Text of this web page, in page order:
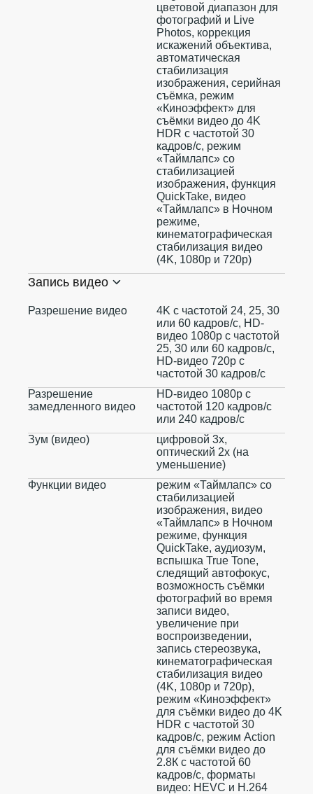
цветовой диапазон для
фотографий и Live
Photos, коррекция
искажений объектива,
автоматическая
стабилизация
изображения, серийная
съëмка, режим
«Киноэффект» для
съёмки видео до 4K
HDR с частотой 30
кадров/с, режим
«Таймлапс» со
стабилизацией
изображения, функция
QuickTake, видео
«Таймлапс» в Ночном
режиме,
кинематографическая
стабилизация видео
(4K, 1080p и 720p)
Запись видео
Разрешение видео
4K с частотой 24, 25, 30
или 60 кадров/ с, HD-
видео 1080p с частотой
25, 30 или 60 кадров/ с,
HD-видео 720p с
частотой 30 кадров/ с
Разрешение
замедленного видео
HD-видео 1080р c
частотой 120 кадров/ с
или 240 кадров/ с
Зум (видео)
цифровой 3х,
оптический 2x (на
уменьшение)
Функции видео
режим «Таймлапс» со
стабилизацией
изображения, видео
«Таймлапс» в Ночном
режиме, функция
QuickTake, аудиозум,
вспышка True Tone,
следящий автофокус,
возможность съёмки
фотографий во время
записи видео,
увеличение при
воспроизведении,
запись стереозвука,
кинематографическая
стабилизация видео
(4K, 1080p и 720p),
режим «Киноэффект»
для съёмки видео до 4K
HDR с частотой 30
кадров/с, режим Action
для съёмки видео до
2.8К с частотой 60
кадров/с, форматы
видео: HEVC и H.264